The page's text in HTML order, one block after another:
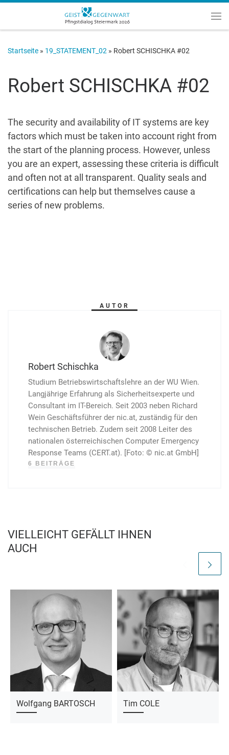
Zum Inhalt springen
Startseite » 19_STATEMENT_02 » Robert SCHISCHKA #02
Robert SCHISCHKA #02
The security and availability of IT systems are key
factors which must be taken into account right from
the start of the planning process. However, unless
you are an expert, assessing these criteria is difficult
and often not at all transparent. Quality seals and
certifications can help but themselves cause a
series of new problems.
AUTOR
Robert Schischka
Studium Betriebswirtschaftslehre an der WU Wien.
Lang­jährige Erfahrung als Sicherheitsexperte und
Consultant im IT-Bereich. Seit 2003 neben Richard
Wein Geschäftsführer der nic.at, zuständig für den
technischen Betrieb. Zudem seit 2008 Leiter des
nationalen österreichischen Computer Emergency
Response Teams (CERT.at). [Foto: © nic.at GmbH]
6 BEITRÄGE
VIELLEICHT GEFÄLLT IHNEN
AUCH
Wolfgang BARTOSCH Tim COLE